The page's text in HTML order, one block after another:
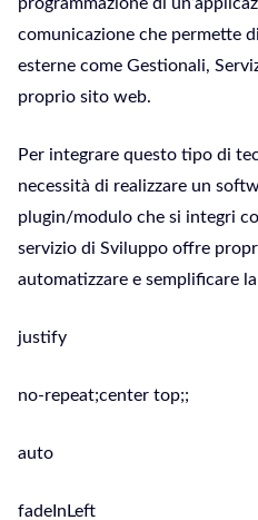
comunicazione che permette
esterne come Gestionali,
proprio sito web.
Per integrare questo tipo di
necessità di realizzare un
plugin/modulo che si integri
servizio di Sviluppo offre
automatizzare e semplificare
justify
no-repeat;center top;;
auto
fadeInLeft